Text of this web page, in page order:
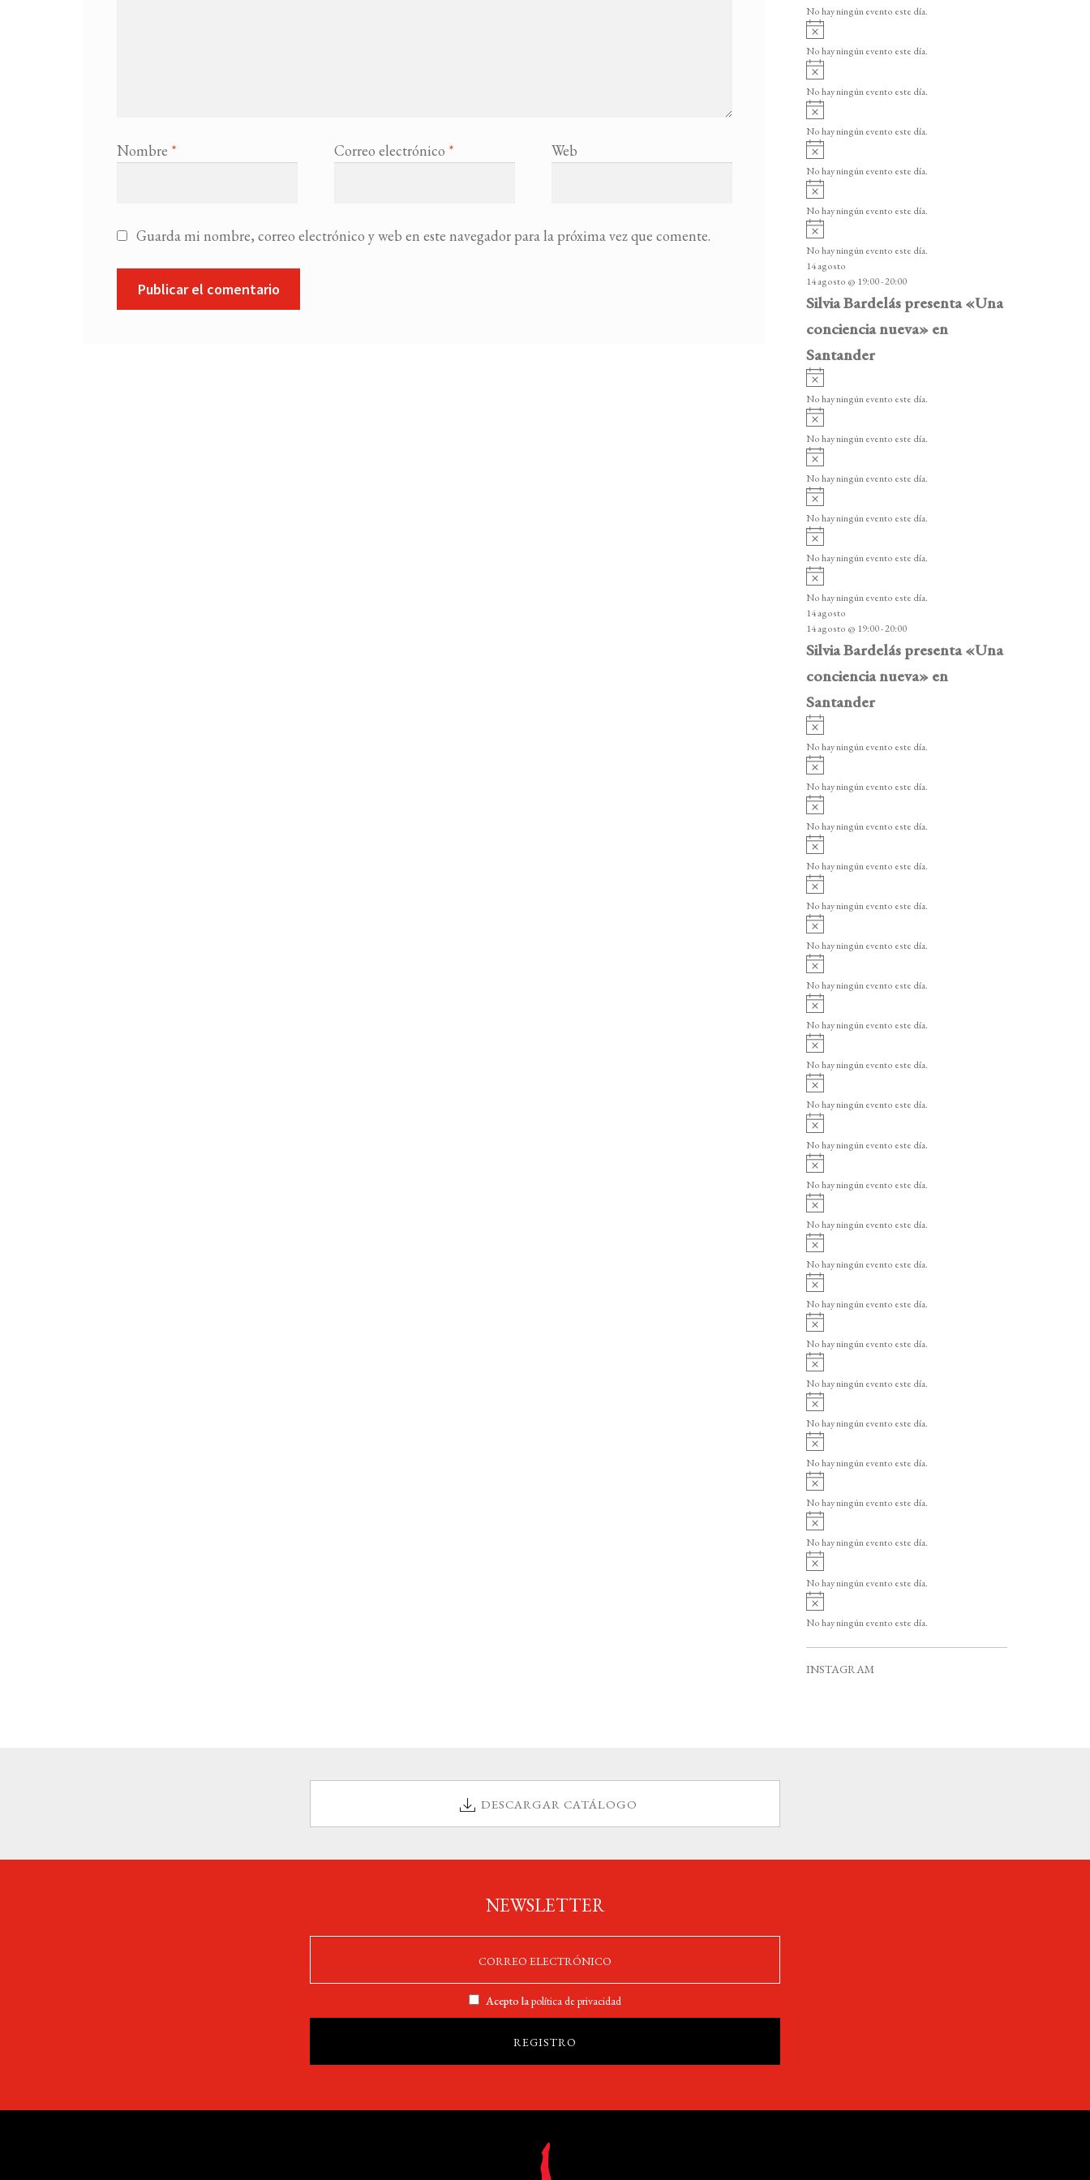
Nombre * Correo electrónico * Web
Guarda mi nombre, correo electrónico y web en este navegador para la próxima vez que comente.
e
n
t
o
s
o
i
o
No hay ningún evento este día.
v
i
o
No hay ningún evento este día.
A
v
i
o
No hay ningún evento este día.
A
v
i
o
No hay ningún evento este día.
v
i
o
No hay ningún evento este día.
v
i
o
No hay ningún evento este día.
v
i
s
o
No hay ningún evento este día.
14 agosto
14 agosto @ 19:00-20:00
Silvia Bardelás presenta «Una
conciencia nueva» en
Santander
v
i
o
No hay ningún evento este día.
v
i
o
No hay ningún evento este día.
v
i
o
No hay ningún evento este día.
v
i
o
No hay ningún evento este día.
v
i
o
No hay ningún evento este día.
v
i
s
o
No hay ningún evento este día.
14 agosto
14 agosto @ 19:00-20:00
Silvia Bardelás presenta «Una
conciencia nueva» en
Santander
A
v
i
o
No hay ningún evento este día.
A
v
i
o
No hay ningún evento este día.
v
i
o
No hay ningún evento este día.
v
i
o
No hay ningún evento este día.
v
i
o
No hay ningún evento este día.
v
i
o
No hay ningún evento este día.
v
i
o
No hay ningún evento este día.
v
i
o
No hay ningún evento este día.
v
i
o
No hay ningún evento este día.
v
i
o
No hay ningún evento este día.
A
v
i
o
No hay ningún evento este día.
A
v
i
o
No hay ningún evento este día.
A
v
i
o
No hay ningún evento este día.
v
i
o
No hay ningún evento este día.
v
i
o
No hay ningún evento este día.
v
i
o
No hay ningún evento este día.
v
i
o
No hay ningún evento este día.
v
i
o
No hay ningún evento este día.
v
i
o
No hay ningún evento este día.
v
i
o
No hay ningún evento este día.
v
i
o
No hay ningún evento este día.
A
v
i
o
No hay ningún evento este día.
A
v
i
No hay ningún evento este día.
INSTAGRAM
DESCARGAR CATÁLOGO
NEWSLETTER
Acepto lapolítica de privacidad